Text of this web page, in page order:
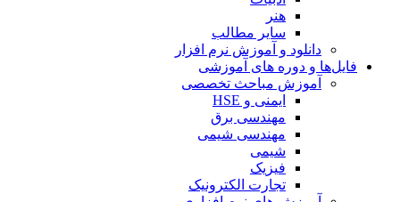
هنر
سایر مطالب
دانلود و آموزش نرم افزار
فایل‌ها و دوره های آموزشی
آموزش مباحث تخصصی
ایمنی و HSE
مهندسی برق
مهندسی شیمی
شیمی
فیزیک
تجارت الکترونیک